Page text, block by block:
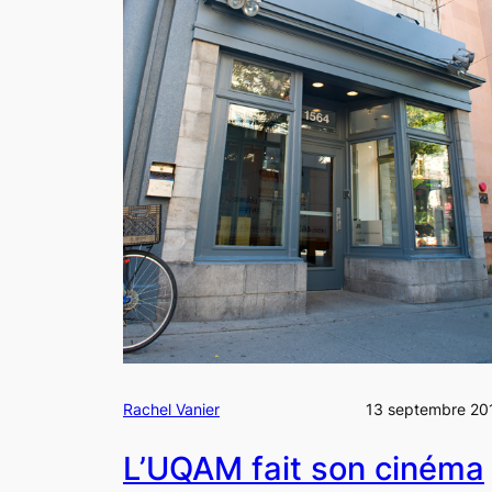
Rachel Vanier 13 septembre
L’UQAM fait son cinéma